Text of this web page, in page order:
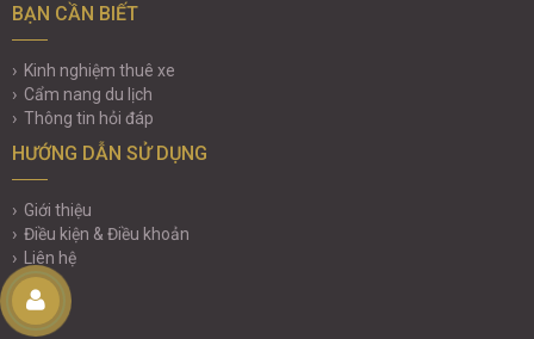
BẠN CẦN BIẾT
Kinh nghiệm thuê xe
Cẩm nang du lịch
Thông tin hỏi đáp
HƯỚNG DẪN SỬ DỤNG
Giới thiệu
Điều kiện & Điều khoản
Liên hệ